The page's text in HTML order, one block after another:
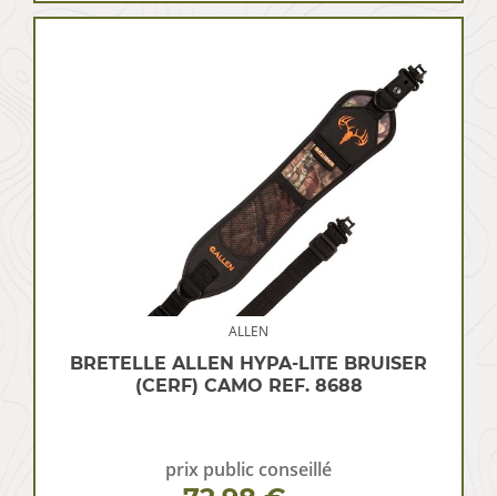
ALLEN
BRETELLE ALLEN HYPA-LITE BRUISER
(CERF) CAMO REF. 8688
prix public conseillé